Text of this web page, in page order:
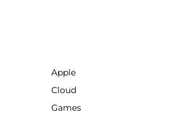
Apple
Cloud
Games